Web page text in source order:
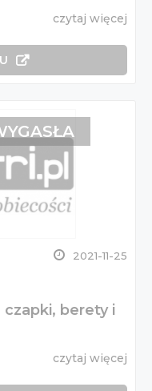
czytaj więcej
2021-11-25
czapki, berety i
czytaj więcej